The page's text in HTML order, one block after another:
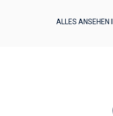
ALLES ANSEHEN